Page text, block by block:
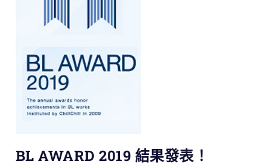
BL AWARD 2019 結果發表！